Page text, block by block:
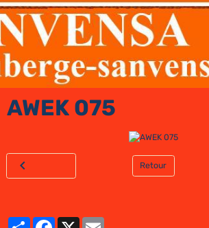
AWEK 075
Retour
PartagerFacebook
X